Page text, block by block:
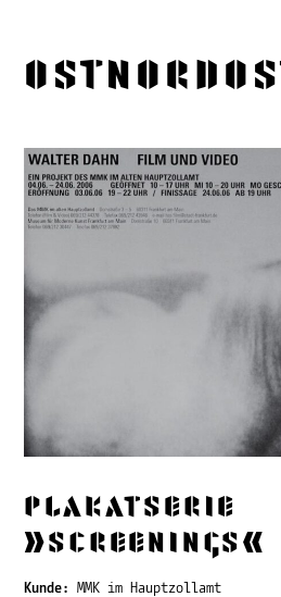
Plakatserie
»Screenings«
Kunde: MMK im Hauptzollamt